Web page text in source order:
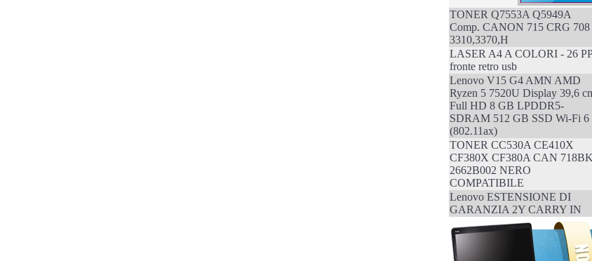
TONER Q7553A Q5949A
Comp. CANON 715 CRG 708
3310,3370,H
LASER A4 A COLORI - 26
fronte retro usb
Lenovo V15 G4 AMN AMD
Ryzen 5 7520U Display 39,6
Full HD 8 GB LPDDR5-
SDRAM 512 GB SSD Wi-Fi 6
(802.11ax)
TONER CC530A CE410X
CF380X CF380A CAN
2662B002 NERO
COMPATIBILE
Lenovo ESTENSIONE DI
GARANZIA 2Y CARRY IN